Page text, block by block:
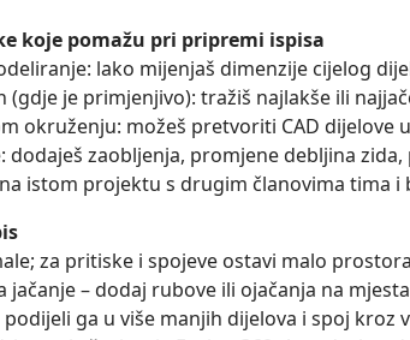
koje pomažu pri pripremi ispisa
lako mijenjaš dimenzije cijelog
(gdje je primjenjivo): tražiš najlakše ili
okruženju: možeš pretvoriti CAD dijelove
dodaješ zaobljenja, promjene debljina
istom projektu s drugim članovima tima i
za pritiske i spojeve ostavi malo
jačanje – dodaj rubove ili ojačanja na
ga u više manjih dijelova i spoj kroz